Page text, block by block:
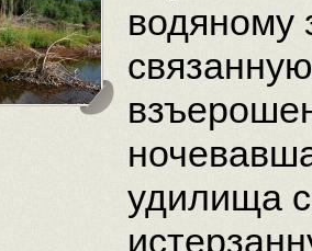
водяному
удилища